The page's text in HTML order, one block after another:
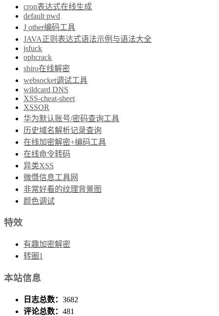
cron表达式在线生成
default pwd
J other编码工具
JAVA正则表达式语法示例与语法大全
jsfuck
ophcrack
shiro在线解密
websocket调试工具
wildcard DNS
XSS-cheat-sheet
XSSOR
华为默认账号/密码查询工具
历史域名解析记录查询
在线加密解密+编码工具
在线命令转码
异类XSS
微慑信息工具网
非常好看的纹理背景图
颜色调试
特效
有趣加密解密
转圈1
本站信息
日志总数： 3682
评论总数： 481